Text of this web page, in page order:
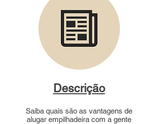
Descrição
Saiba quais são as vantagens de
alugar empilhadeira com a gente